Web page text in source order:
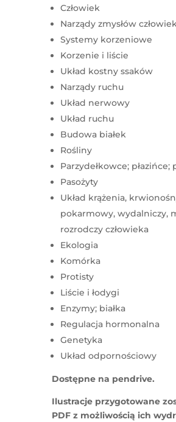
Człowiek
Narządy zmysłów
Systemy korzeniowe
Korzenie i liście
Układ kostny ssaków
Narządy ruchu
Układ nerwowy
Układ ruchu
Budowa białek
Rośliny
Parzydełkowce;
Pasożyty
Układ krążenia,
pokarmowy, wydalniczy,
rozrodczy człowieka
Ekologia
Komórka
Protisty
Liście i łodygi
Enzymy; białka
Regulacja hormonalna
Genetyka
Układ odpornościowy
Dostępne na pendrive.
Ilustracje przygotowane
PDF z możliwością ich